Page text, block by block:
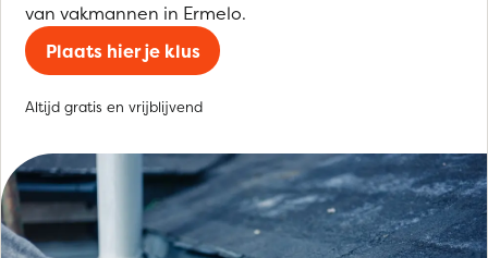
van vakmannen in Ermelo.
Plaats hier je klus
Altijd gratis en vrijblijvend